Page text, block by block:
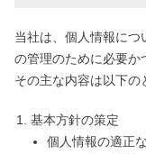
当社は、個人情報につ
の管理のために必要か
その主な内容は以下の
基本方針の策定
個人情報の適正